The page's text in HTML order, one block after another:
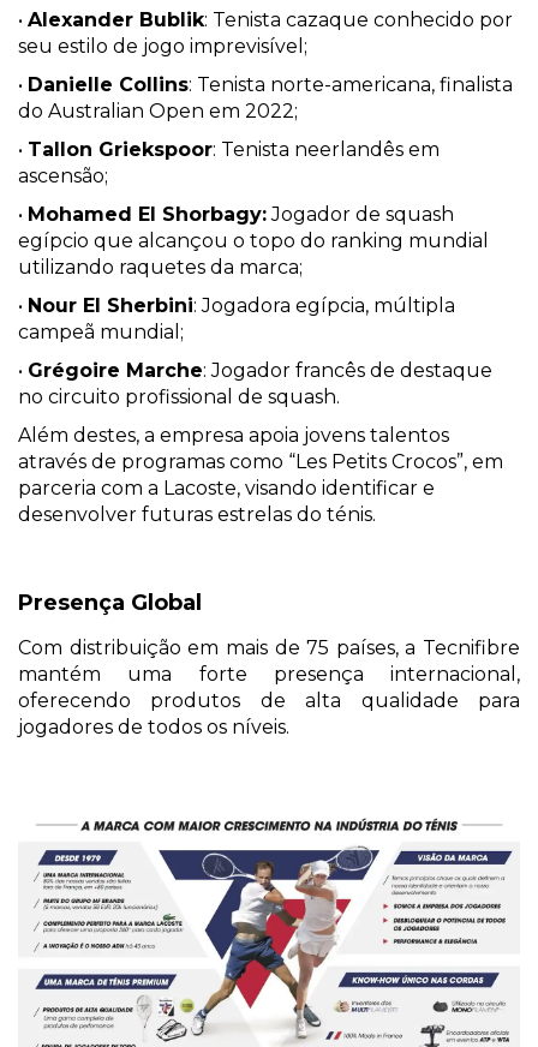
• Alexander Bublik: Tenista cazaque conhecido por
seu estilo de jogo imprevisível;
• Danielle Collins: Tenista norte-americana, finalista
do Australian Open em 2022;
• Tallon Griekspoor: Tenista neerlandês em
ascensão;
• Mohamed El Shorbagy:Jogador de squash
egípcio que alcançou o topo do ranking mundial
utilizando raquetes da marca;
• Nour El Sherbini: Jogadora egípcia, múltipla
campeã mundial;
• Grégoire Marche: Jogador francês de destaque
no circuito profissional de squash.
Além destes, a empresa apoia jovens talentos
através de programas como “Les Petits Crocos”, em
parceria com a Lacoste, visando identificar e
desenvolver futuras estrelas do ténis.
Presença Global
Com distribuição em mais de 75 países, a Tecnifibre
mantém uma forte presença internacional,
oferecendo produtos de alta qualidade para
jogadores de todos os níveis.